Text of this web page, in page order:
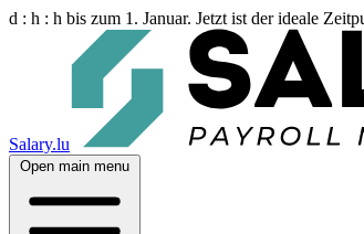
d : h : h bis zum 1. Januar. Jetzt ist der ideale
Salary.lu
Open main menu